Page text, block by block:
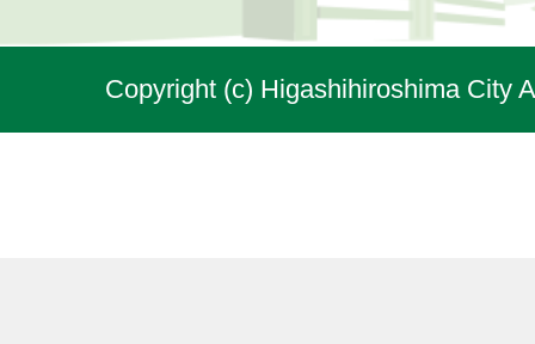
Copyright (c) Higashihiroshima City